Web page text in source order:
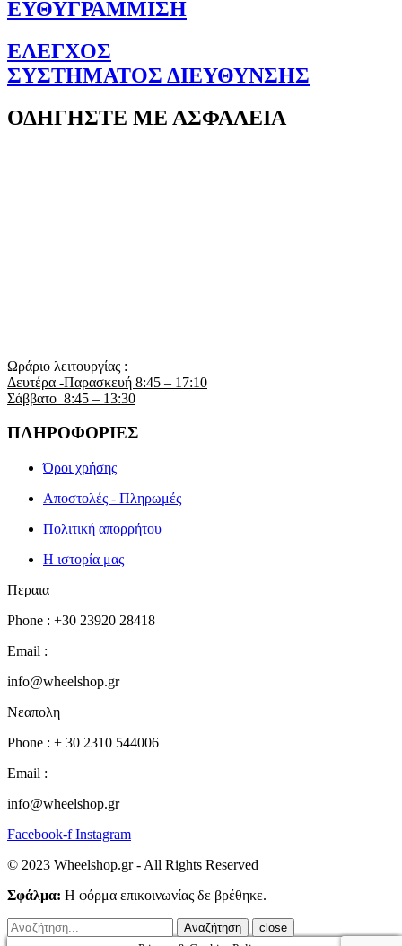
ΕΥΘΥΓΡΑΜΜΙΣΗ
ΕΛΕΓΧΟΣ
ΣΥΣΤΗΜΑΤΟΣ ΔΙΕΥΘΥΝΣΗΣ
ΟΔΗΓΗΣΤΕ ΜΕ ΑΣΦΑΛΕΙΑ
Ωράριο λειτουργίας :
Δευτέρα -Παρασκευή 8:45 – 17:10
Σάββατο 8:45 – 13:30
ΠΛΗΡΟΦΟΡΙΕΣ
Όροι χρήσης
Αποστολές - Πληρωμές
Πολιτική απορρήτου
Η ιστορία μας
Περαια
Phone : +30 23920 28418
Email :
info@wheelshop.gr
Νεαπολη
Phone : + 30 2310 544006
Email :
info@wheelshop.gr
Facebook-f Instagram
© 2023 Wheelshop.gr - All Rights Reserved
Σφάλμα: Η φόρμα επικοινωνίας δε βρέθηκε.
close